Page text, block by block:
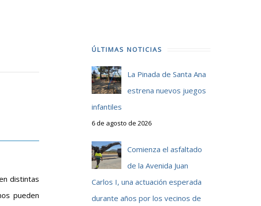
distintas
pueden
ÚLTIMAS NOTICIAS
La Pinada de Santa Ana
estrena nuevos juegos
infantiles
6 de agosto de 2026
Comienza el asfaltado
de la Avenida Juan
Carlos I, una actuación esperada
durante años por los vecinos de